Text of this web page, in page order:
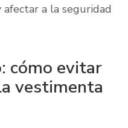
a la seguridad
cómo evitar
vestimenta